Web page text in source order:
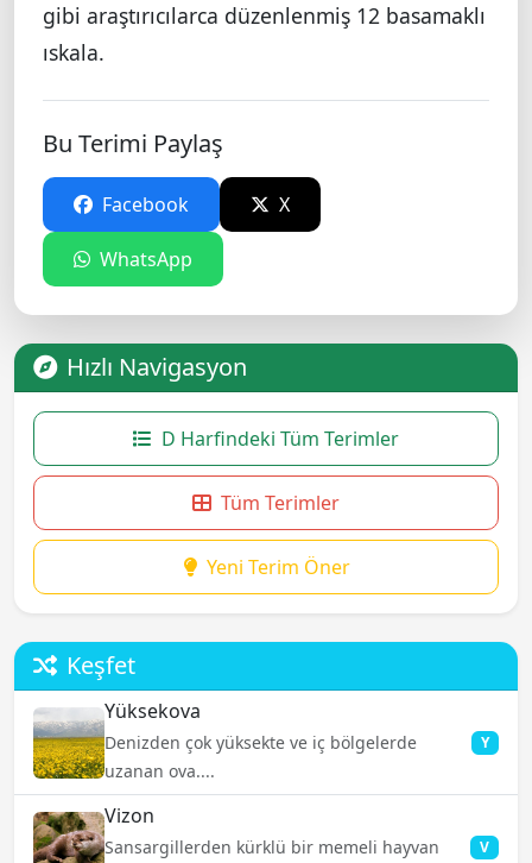
gibi araştırıcılarca düzenlenmiş 12 basamaklı
ıskala.
Bu Terimi Paylaş
Facebook X
WhatsApp
Hızlı Navigasyon
D Harfindeki Tüm Terimler
Tüm Terimler
Yeni Terim Öner
Keşfet
Yüksekova
Denizden çok yüksekte ve iç bölgelerde
uzanan ova....
Y
Vizon
Sansargillerden kürklü bir memeli hayvan
V